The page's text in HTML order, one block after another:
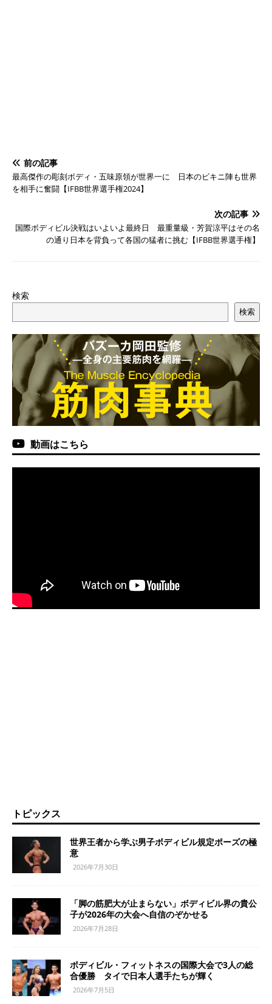
前の記事
最高傑作の彫刻ボディ・五味原領が世界一に 日本のビキニ陣も世界
を相手に奮闘【IFBB世界選手権2024】
次の記事
国際ボディビル決戦はいよいよ最終日 最重量級・芳賀涼平はその名
の通り日本を背負って各国の猛者に挑む【IFBB世界選手権】
検索
検索
動画はこちら
トピックス
世界王者から学ぶ男子ボディビル規定ポーズの極
意
2026年7月30日
「脚の筋肥大が止まらない」ボディビル界の貴公
子が2026年の大会へ自信のぞかせる
2026年7月28日
ボディビル・フィットネスの国際大会で3人の総
合優勝 タイで日本人選手たちが輝く
2026年7月5日